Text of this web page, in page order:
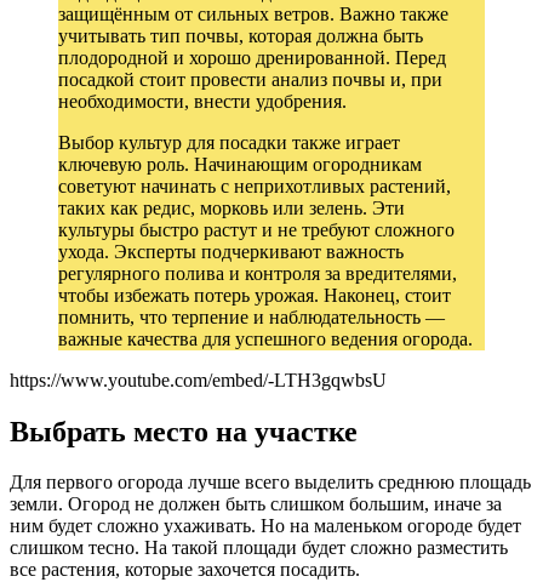
защищённым от сильных ветров. Важно также
учитывать тип почвы, которая должна быть
плодородной и хорошо дренированной. Перед
посадкой стоит провести анализ почвы и, при
необходимости, внести удобрения.
Выбор культур для посадки также играет
ключевую роль. Начинающим огородникам
советуют начинать с неприхотливых растений,
таких как редис, морковь или зелень. Эти
культуры быстро растут и не требуют сложного
ухода. Эксперты подчеркивают важность
регулярного полива и контроля за вредителями,
чтобы избежать потерь урожая. Наконец, стоит
помнить, что терпение и наблюдательность —
важные качества для успешного ведения огорода.
https://www.youtube.com/embed/-LTH3gqwbsU
Выбрать место на участке
Для первого огорода лучше всего выделить среднюю площадь
земли. Огород не должен быть слишком большим, иначе за
ним будет сложно ухаживать. Но на маленьком огороде будет
слишком тесно. На такой площади будет сложно разместить
все растения, которые захочется посадить.